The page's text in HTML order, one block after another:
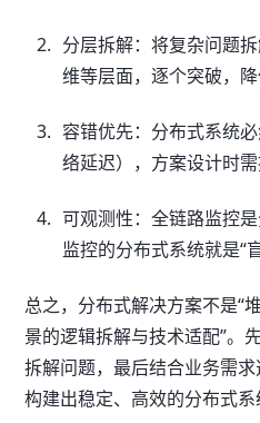
分层拆解：将复杂问题
维等层面，逐个突破，降
容错优先：分布式系统
络延迟），方案设计时需
可观测性：全链路监控
监控的分布式系统就是“
总之，分布式解决方案不是“
景的逻辑拆解与技术适配”。
拆解问题，最后结合业务需
构建出稳定、高效的分布式系